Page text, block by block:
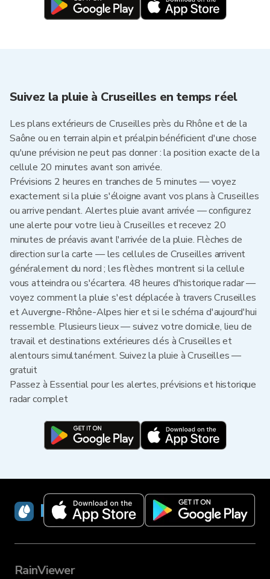
Suivez la pluie à Cruseilles en temps réel
Les plans extérieurs de Cruseilles près du Rhône et de la
Saône ou en terrain alpin et préalpin bénéficient d'une chose
qu'une prévision ne peut pas donner : la position exacte de la
cellule 20 minutes avant son arrivée.
Prévisions 2 heures en tranches de 5 minutes — voyez
exactement si la pluie s'éloigne avant vos plans à Cruseilles
ou arrive pendant. Alertes pluie avant arrivée — configurez
une alerte pour votre lieu à Cruseilles et recevez 20
minutes de préavis avant l'arrivée de la pluie. Flèches de
direction sur la carte — les cellules de Cruseilles arrivent
généralement du nord ; les flèches montrent si la cellule
vous atteindra ou s'écartera. 48 heures d'historique radar —
voyez comment la pluie s'est déplacée à travers Cruseilles
et Auvergne-Rhône-Alpes hier et si le schéma d'aujourd'hui
ressemble. Plusieurs lieux — suivez votre domicile, lieu de
travail et destinations extérieures clés à Cruseilles et
alentours simultanément. Suivez la pluie à Cruseilles —
gratuit
Passez à Essential pour les alertes, prévisions et historique
radar complet
RainViewer
RainViewer